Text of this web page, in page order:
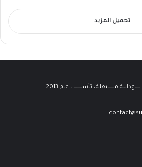
تحميل المزيد
مستقلة، تأسست عام 2013.